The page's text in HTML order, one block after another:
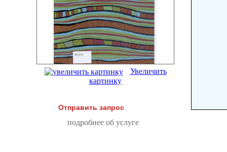
Увеличить
картинку
Отправить запрос
подробнее об услуге